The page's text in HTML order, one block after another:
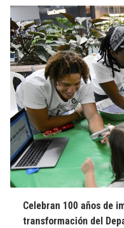
Celebran 100 años de
transformación del